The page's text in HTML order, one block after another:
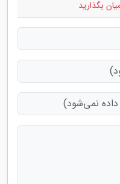
بگذارید